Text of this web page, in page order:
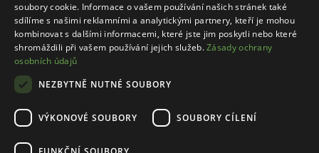
Rady
Pravidla e-shopu Zásady ochrany osobních údajů
soubory cookie. Informace o vašem používání našich stránek také
sdílíme s našimi reklamními a analytickými partnery, kteří je mohou
kombinovat s dalšími informacemi, které jste jim poskytli nebo které
shromáždili při vašem používání jejich služeb.Zásady ochrany
osobních údajů
NEZBYTNĚ NUTNÉ SOUBORY
VÝKONOVÉ SOUBORY SOUBORY CÍLENÍ